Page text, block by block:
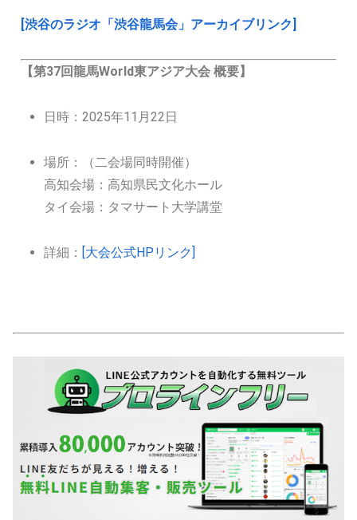
[渋谷のラジオ「渋谷龍馬会」アーカイブリンク]
【第37回龍馬World東アジア大会 概要】
日時：2025年11月22日
場所：（二会場同時開催）
高知会場：高知県民文化ホール
タイ会場：タマサート大学講堂
詳細： [大会公式HPリンク]